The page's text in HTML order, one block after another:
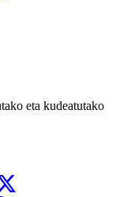
eta kudeatutako